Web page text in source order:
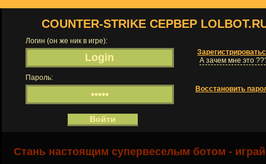
COUNTER-STRIKE СЕРВЕР
Логин (он же ник в игре):
А зачем мне это
Пароль:
Восстановить
Стань настоящим супервеселым ботом -